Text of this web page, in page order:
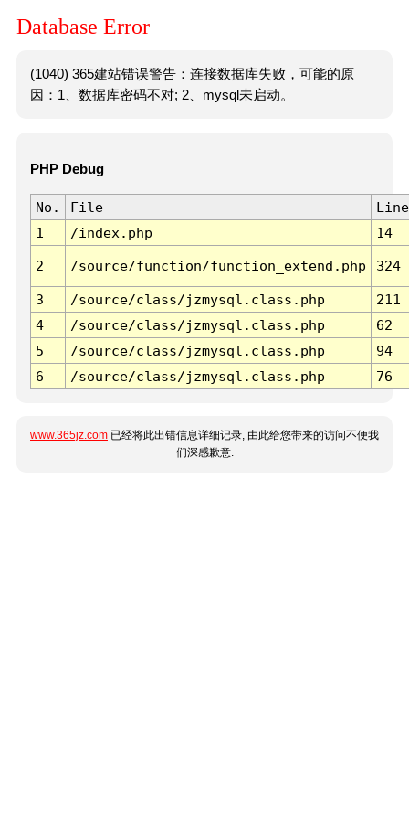
Database Error
(1040) 365建站错误警告：连接数据库失败，可能的原
因：1、数据库密码不对; 2、mysql未启动。
PHP Debug
No. File
Line
1
/index.php 14
2 /source/function/function_extend.php 324
3 /source/class/jzmysql.class.php
211
4
/source/class/jzmysql.class.php
62
5
/source/class/jzmysql.class.php
94
6
/source/class/jzmysql.class.php 76
www.365jz.com 已经将此出错信息详细记录, 由此给您带来的访问不便我
们深感歉意.